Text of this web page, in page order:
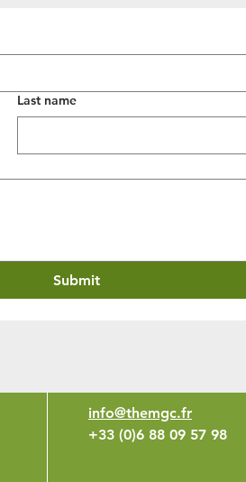
Last name
Submit
info@themgc.fr
+33 (0)6 88 09 57 98